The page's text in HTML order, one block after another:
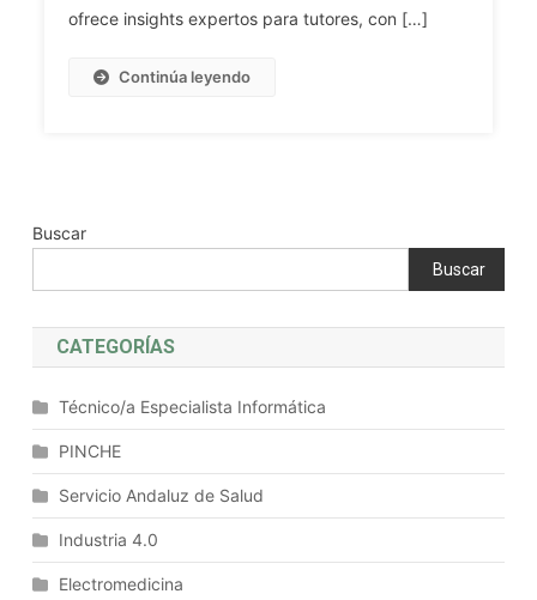
Aplicaciones
ofrece insights expertos para tutores, con […]
Continúa leyendo
Buscar
Buscar
CATEGORÍAS
Técnico/a Especialista Informática
PINCHE
Servicio Andaluz de Salud
Industria 4.0
Electromedicina